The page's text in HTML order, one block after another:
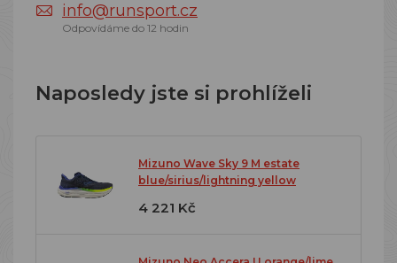
info@runsport.cz
Odpovídáme do 12 hodin
Naposledy jste si prohlíželi
Mizuno Wave Sky 9 M estate
blue/sirius/lightning yellow
4 221 Kč